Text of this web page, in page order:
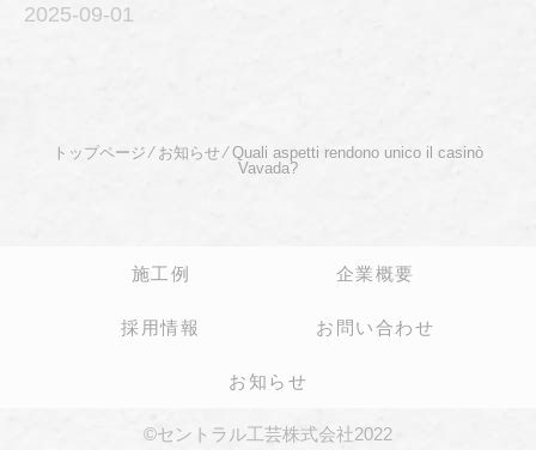
2025-09-01
トップページ ⁄ お知らせ⁄Quali aspetti rendono unico il casinò
Vavada?
施工例 企業概要
採用情報 お問い合わせ
お知らせ
©セントラル工芸株式会社2022